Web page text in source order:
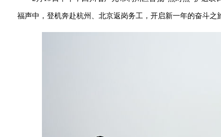
福声中，登机奔赴杭州、北京返岗务工，开启新一年的奋斗之